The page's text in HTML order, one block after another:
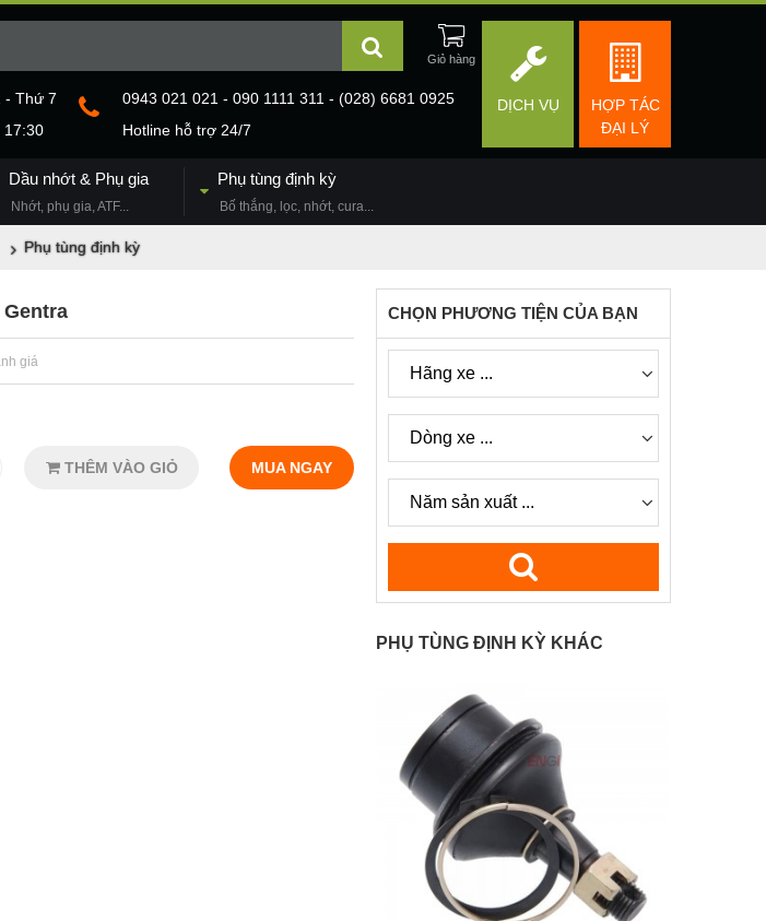
HỢP TÁC
ĐẠI LÝ
DỊCH VỤ
- Thứ 7
17:30
0943 021 021 - 090 1111 311 - (028) 6681 0925
Hotline hỗ trợ 24/7
Dầu nhớt & Phụ gia
Nhớt, phụ gia, ATF...
Phụ tùng định kỳ
Bố thắng, lọc, nhớt, cura...
Phụ tùng định kỳ
giá
THÊM VÀO GIỎ MUA NGAY
CHỌN PHƯƠNG TIỆN CỦA BẠN
PHỤ TÙNG ĐỊNH KỲ KHÁC